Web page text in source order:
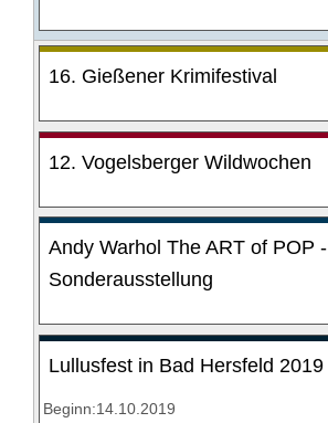
16. Gießener Krimifestival
12. Vogelsberger Wildwochen
Andy Warhol The ART of POP -
Sonderausstellung
Lullusfest in Bad Hersfeld 2019
Beginn:14.10.2019